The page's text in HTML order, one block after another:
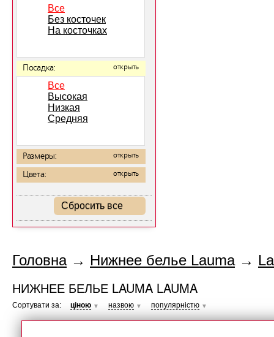
Все
Без косточек
На косточках
Посадка: открыть
Все
Высокая
Низкая
Средняя
Размеры: открыть
Цвета: открыть
Сбросить все
Головна→ Нижнее белье Lauma→
НИЖНЕЕ БЕЛЬЕ LAUMA LAUMA
Сортувати за: ціною ▼ назвою ▼ популярністю ▼